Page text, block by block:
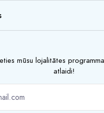
mūsu lojalitātes
atlaidi!